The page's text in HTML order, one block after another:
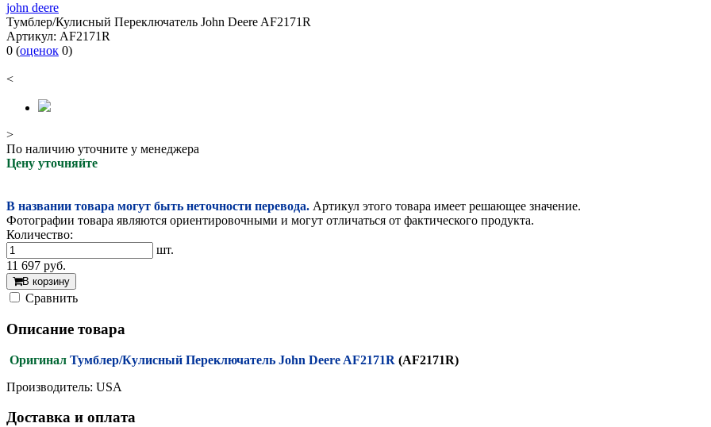
john deere
Тумблер/Кулисный Переключатель John Deere AF2171R
Артикул: AF2171R
0 (оценок 0)
<
>
По наличию уточните у менеджера
Цену уточняйте
В названии товара могут быть неточности перевода. Артикул этого товара имеет решающее значение.
Фотографии товара являются ориентировочными и могут отличаться от фактического продукта.
Количество:
шт.
11 697 руб.
В корзину
Cравнить
Описание товара
Оригинал Тумблер/Кулисный Переключатель John Deere AF2171R (AF2171R)
Производитель: USA
Доставка и оплата